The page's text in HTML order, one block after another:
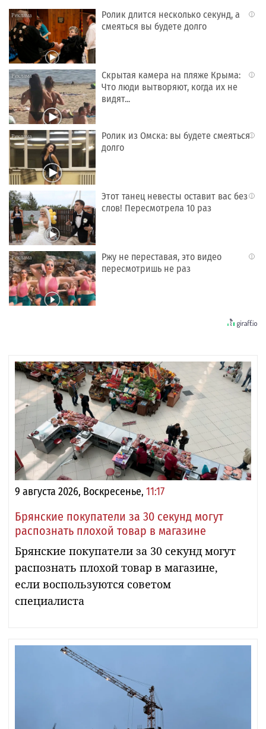
i
Ролик длится несколько секунд, а
смеяться вы будете долго
i
Скрытая камера на пляже Крыма:
Что люди вытворяют, когда их не
видят...
i
Ролик из Омска: вы будете смеяться
долго
i
Этот танец невесты оставит вас без
слов! Пересмотрела 10 раз
i
Ржу не переставая, это видео
пересмотришь не раз
9 августа 2026, Воскресенье, 11:17
Брянские покупатели за 30 секунд могут
распознать плохой товар в магазине
Брянские покупатели за 30 секунд могут
распознать плохой товар в магазине,
если воспользуются советом
специалиста